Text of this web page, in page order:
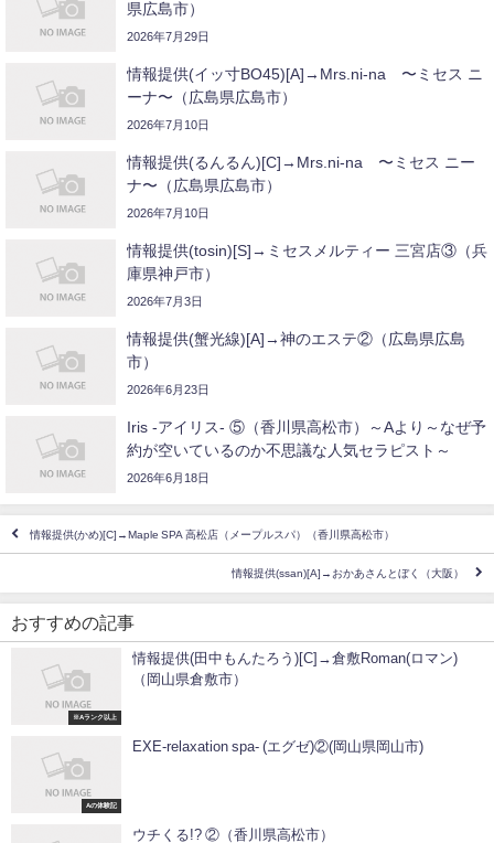
県広島市）
2026年7月29日
情報提供(イッ寸BO45)[A]→Mrs.ni-na 〜ミセス ニ
ーナ〜（広島県広島市）
2026年7月10日
情報提供(るんるん)[C]→Mrs.ni-na 〜ミセス ニー
ナ〜（広島県広島市）
2026年7月10日
情報提供(tosin)[S]→ミセスメルティー 三宮店③（兵
庫県神戸市）
2026年7月3日
情報提供(蟹光線)[A]→神のエステ②（広島県広島
市）
2026年6月23日
Iris -アイリス- ⑤（香川県高松市）～Aより～なぜ予
約が空いているのか不思議な人気セラピスト～
2026年6月18日
情報提供(かめ)[C]→Maple SPA 高松店（メープルスパ）（香川県高松市）
情報提供(ssan)[A]→おかあさんとぼく（大阪）
おすすめの記事
※Aランク以上
情報提供(田中もんたろう)[C]→倉敷Roman(ロマン)
（岡山県倉敷市）
Aの体験記
EXE-relaxation spa- (エグゼ)②(岡山県岡山市)
ウチくる!? ②（香川県高松市）